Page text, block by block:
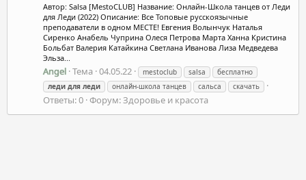
Автор: Salsa [MestoCLUB] Название: Онлайн-Школа танцев от Леди
для Леди (2022) Описание: Все Топовые русскоязычные
преподаватели в одном МЕСТЕ! Евгения Волынчук Наталья
Сиренко Анабель Чуприна Олеся Петрова Марта Ханна Кристина
Больбат Валерия Катайкина Светлана Иванова Лиза Медведева
Эльза...
Angel Тема 04.05.22 mestoclub salsa
бесплатно
леди для леди онлайн-школа танцев сальса скачать
Ответы: 0 Форум:Здоровье и красота